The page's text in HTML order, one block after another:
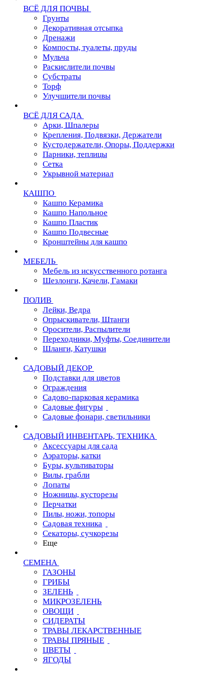
ВСЁ ДЛЯ ПОЧВЫ
Грунты
Декоративная отсыпка
Дренажи
Компосты, туалеты, пруды
Мульча
Раскислители почвы
Субстраты
Торф
Улучшители почвы
ВСЁ ДЛЯ САДА
Арки, Шпалеры
Крепления, Подвязки, Держатели
Кустодержатели, Опоры, Поддержки
Парники, теплицы
Сетка
Укрывной материал
КАШПО
Кашпо Керамика
Кашпо Напольное
Кашпо Пластик
Кашпо Подвесные
Кронштейны для кашпо
МЕБЕЛЬ
Мебель из искусственного ротанга
Шезлонги, Качели, Гамаки
ПОЛИВ
Лейки, Ведра
Опрыскиватели, Штанги
Оросители, Распылители
Переходники, Муфты, Соединители
Шланги, Катушки
САДОВЫЙ ДЕКОР
Подставки для цветов
Ограждения
Садово-парковая керамика
Садовые фигуры
Садовые фонари, светильники
САДОВЫЙ ИНВЕНТАРЬ, ТЕХНИКА
Аксессуары для сада
Аэраторы, катки
Буры, культиваторы
Вилы, грабли
Лопаты
Ножницы, кусторезы
Перчатки
Пилы, ножи, топоры
Садовая техника
Секаторы, сучкорезы
Еще
СЕМЕНА
ГАЗОНЫ
ГРИБЫ
ЗЕЛЕНЬ
МИКРОЗЕЛЕНЬ
ОВОЩИ
СИДЕРАТЫ
ТРАВЫ ЛЕКАРСТВЕННЫЕ
ТРАВЫ ПРЯНЫЕ
ЦВЕТЫ
ЯГОДЫ